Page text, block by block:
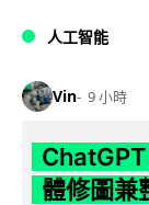
人工智能
Vin 9 小時
體修圖兼